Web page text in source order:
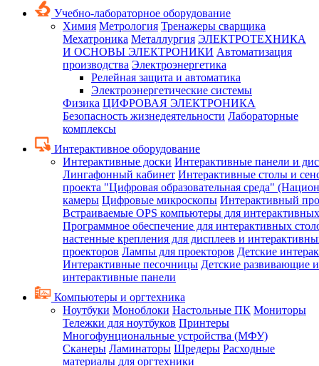
Учебно-лабораторное оборудование
Химия Метрология Тренажеры сварщика
Мехатроника Металлургия ЭЛЕКТРОТЕХНИКА
И ОСНОВЫ ЭЛЕКТРОНИКИ Автоматизация
производства Электроэнергетика
Релейная защита и автоматика
Электроэнергетические системы
Физика ЦИФРОВАЯ ЭЛЕКТРОНИКА
Безопасность жизнедеятельности Лабораторные
комплексы
Интерактивное оборудование
Интерактивные доски Интерактивные панели и
Лингафонный кабинет Интерактивные столы и
проекта "Цифровая образовательная среда"
камеры Цифровые микроскопы Интерактивный
Встраиваемые OPS компьютеры для
Программное обеспечение для интерактивных
настенные крепления для дисплеев и
проекторов Лампы для проекторов Детские
Интерактивные песочницы Детские развивающие
интерактивные панели
Компьютеры и оргтехника
Ноутбуки Моноблоки Настольные ПК Мониторы
Тележки для ноутбуков Принтеры
Многофунциональные устройства (МФУ)
Сканеры Ламинаторы Шредеры Расходные
материалы для оргтехники